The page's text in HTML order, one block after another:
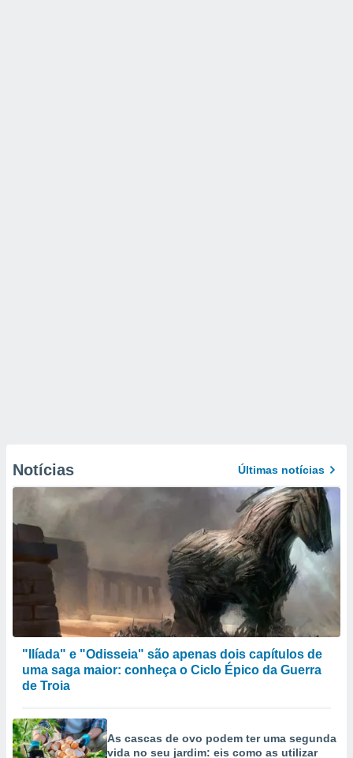
Notícias Últimas notícias
"Ilíada" e "Odisseia" são apenas dois capítulos de
uma saga maior: conheça o Ciclo Épico da Guerra
de Troia
As cascas de ovo podem ter uma segunda
vida no seu jardim: eis como as utilizar